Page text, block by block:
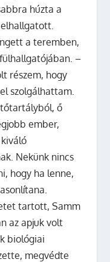
húzta a
a teremben,
–
részem, hogy
szolgálhattam.
ő
ember,
Nekünk nincs
hogy ha lenne,
tartott, Samm
az apjuk volt
biológiai
megvédte